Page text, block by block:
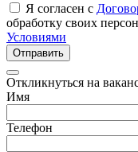
Я согласен с
обработку своих
Условиями
Отправить
Откликнуться на
Имя
Телефон